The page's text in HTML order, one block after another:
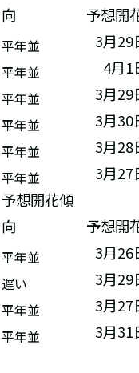
向
予想開
平年並
3月29
平年並
4月1
平年並
3月29
平年並
3月30
平年並
3月28
平年並 3月27
予想開花傾
向
予想開
平年並
3月26
遅い
3月29
平年並
3月27
平年並 3月31